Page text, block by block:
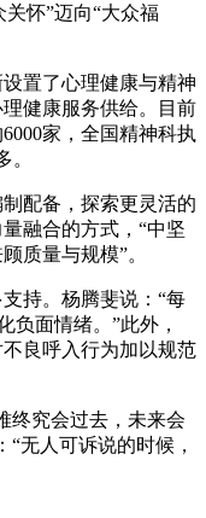
关怀”迈向“大众福
置了心理健康与精神
健康服务供给。目前
家，全国精神科执
。
配备，探索更灵活的
融合的方式，“中坚
质量与规模”。
持。杨腾斐说：“每
负面情绪。”此外，
良呼入行为加以规范
终究会过去，未来会
无人可诉说的时候，